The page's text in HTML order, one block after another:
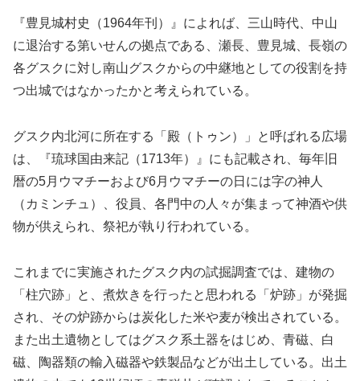
『豊見城村史（1964年刊）』によれば、三山時代、中山
に退治する第いせんの拠点である、瀬長、豊見城、長嶺の
各グスクに対し南山グスクからの中継地としての役割を持
つ出城ではなかったかと考えられている。
グスク内北河に所在する「殿（トゥン）」と呼ばれる広場
は、『琉球国由来記（1713年）』にも記載され、毎年旧
暦の5月ウマチーおよび6月ウマチーの日には字の神人
（カミンチュ）、役員、各門中の人々が集まって神酒や供
物が供えられ、祭祀が執り行われている。
これまでに実施されたグスク内の試掘調査では、建物の
「柱穴跡」と、煮炊きを行ったと思われる「炉跡」が発掘
され、その炉跡からは炭化した米や麦が検出されている。
また出土遺物としてはグスク系土器をはじめ、青磁、白
磁、陶器類の輸入磁器や鉄製品などが出土している。出土